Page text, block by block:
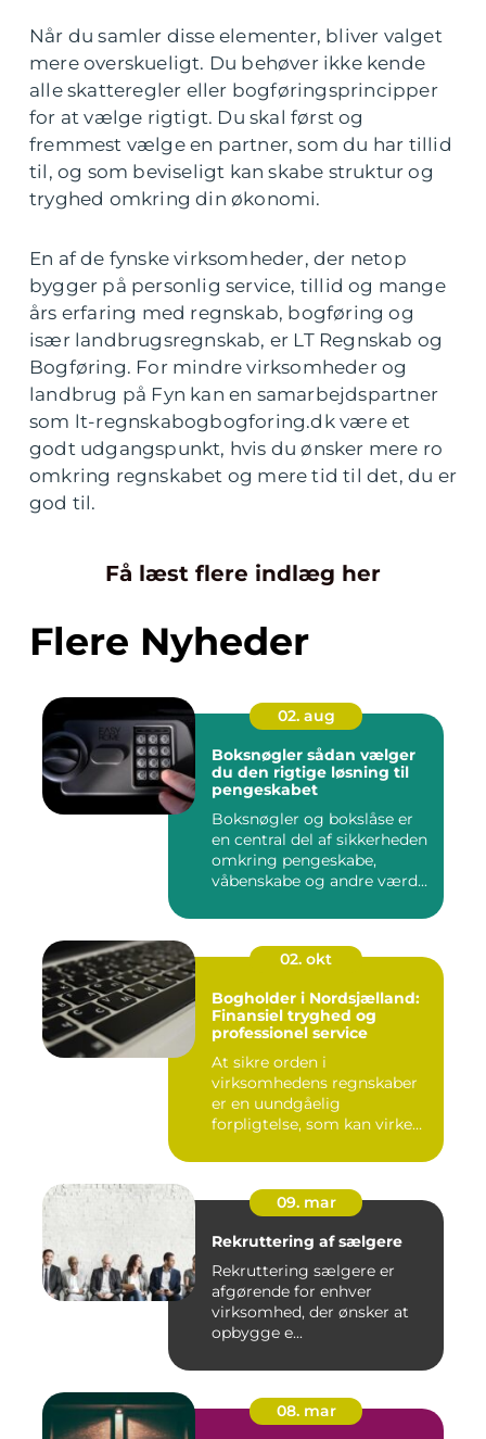
Når du samler disse elementer, bliver valget
mere overskueligt. Du behøver ikke kende
alle skatteregler eller bogføringsprincipper
for at vælge rigtigt. Du skal først og
fremmest vælge en partner, som du har tillid
til, og som beviseligt kan skabe struktur og
tryghed omkring din økonomi.
En af de fynske virksomheder, der netop
bygger på personlig service, tillid og mange
års erfaring med regnskab, bogføring og
især landbrugsregnskab, er LT Regnskab og
Bogføring. For mindre virksomheder og
landbrug på Fyn kan en samarbejdspartner
som lt-regnskabogbogforing.dk være et
godt udgangspunkt, hvis du ønsker mere ro
omkring regnskabet og mere tid til det, du er
god til.
Få læst flere indlæg her
Flere Nyheder
02. aug
Boksnøgler sådan vælger
du den rigtige løsning til
pengeskabet
Boksnøgler og bokslåse er
en central del af sikkerheden
omkring pengeskabe,
våbenskabe og andre værd...
02. okt
Bogholder i Nordsjælland:
Finansiel tryghed og
professionel service
At sikre orden i
virksomhedens regnskaber
er en uundgåelig
forpligtelse, som kan virke
09. mar
Rekruttering af sælgere
Rekruttering sælgere er
afgørende for enhver
virksomhed, der ønsker at
opbygge e...
08. mar